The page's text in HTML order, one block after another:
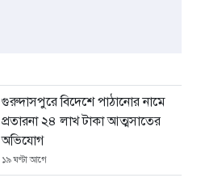
গুরুদাসপুরে বিদেশে পাঠানোর নামে
প্রতারনা ২৪ লাখ টাকা আত্মসাতের
অভিযোগ
১৯ ঘণ্টা আগে